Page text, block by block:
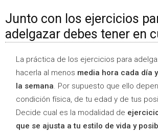
Junto con los ejercicios
adelgazar debes tener en
La práctica de los ejercicios para
hacerla al menos media hora cada día
la semana. Por supuesto que ello
condición física, de tu edad y de tus
Decide cual es la modalidad de
que se ajusta a tu estilo de vida y